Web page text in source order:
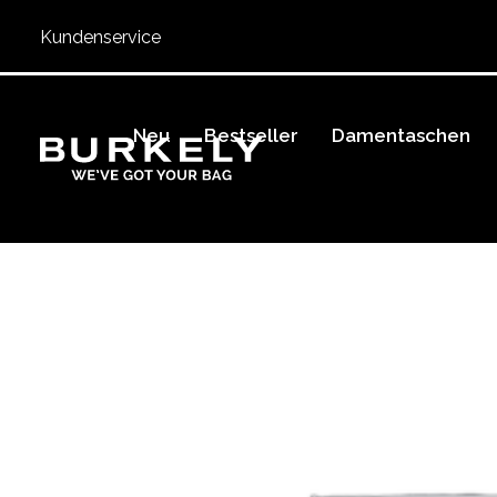
Kundenservice
BURKELY
Neu Bestseller Damentaschen